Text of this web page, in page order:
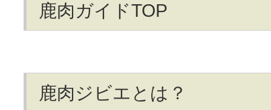
鹿肉ガイドTOP
鹿肉ジビエとは？